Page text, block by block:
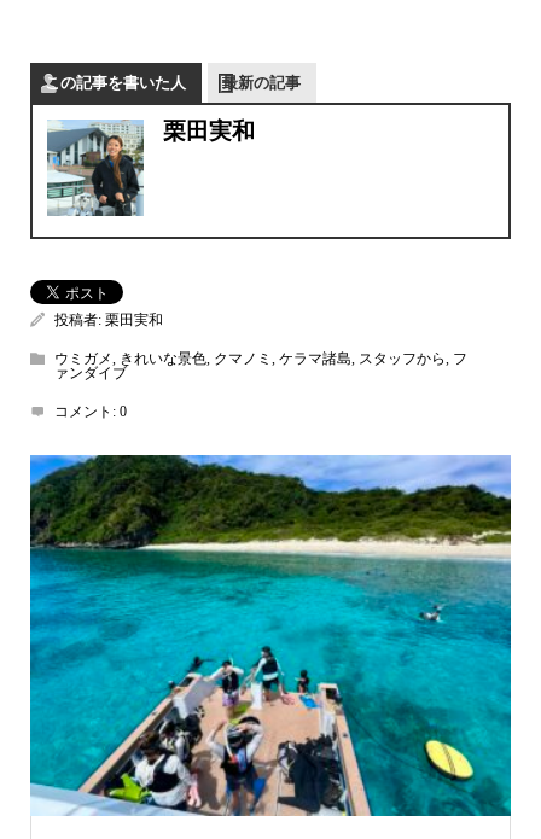
この記事を書いた人 最新の記事
栗田実和
投稿者: 栗田実和
ウミガメ, きれいな景色, クマノミ , ケラマ諸島, スタッフから, フ
ァンダイブ
コメント: 0